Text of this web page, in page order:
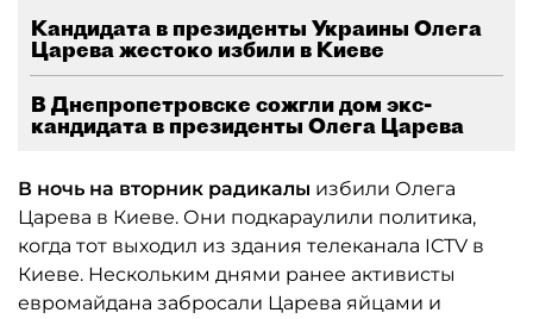
Кандидата в президенты Украины Олега
Царева жестоко избили в Киеве
В Днепропетровске сожгли дом экс-
кандидата в президенты Олега Царева
В ночь на вторник радикалы избили Олега
Царева в Киеве. Они подкараулили политика,
когда тот выходил из здания телеканала ICTV в
Киеве. Нескольким днями ранее активисты
евромайдана забросали Царева яйцами и